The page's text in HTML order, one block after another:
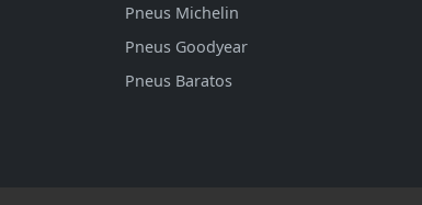
Pneus Michelin
Pneus Goodyear
Pneus Baratos